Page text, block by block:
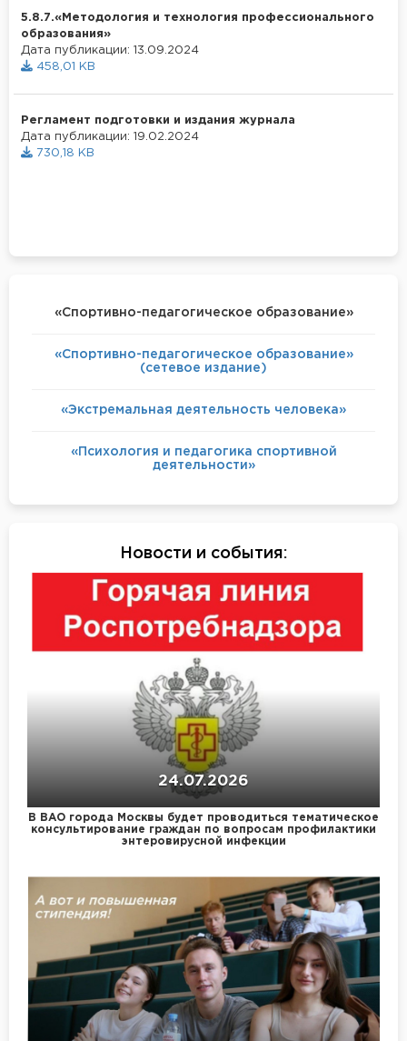
5.8.7.«Методология и технология профессионального
образования»
Дата публикации: 13.09.2024
458,01 KB
Регламент подготовки и издания журнала
Дата публикации: 19.02.2024
730,18 KB
«Спортивно-педагогическое образование»
«Спортивно-педагогическое образование»
(сетевое издание)
«Экстремальная деятельность человека»
«Психология и педагогика спортивной
деятельности»
Новости и события:
24.07.2026
В ВАО города Москвы будет проводиться тематическое
консультирование граждан по вопросам профилактики
энтеровирусной инфекции